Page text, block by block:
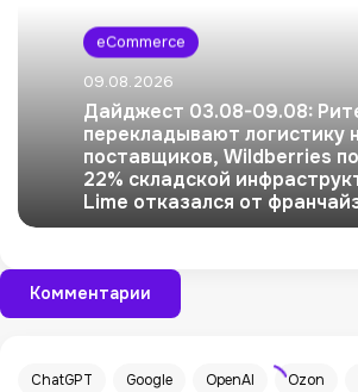
eCommerce
09.08.2026
Дайджест 03.08-09.08:
перекладывают логистику
поставщиков, Wildberries
22% складской
Lime отказался от
Комментарии
ChatGPT Google OpenAI Ozon